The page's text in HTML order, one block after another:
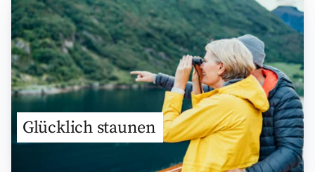
Glücklich staunen